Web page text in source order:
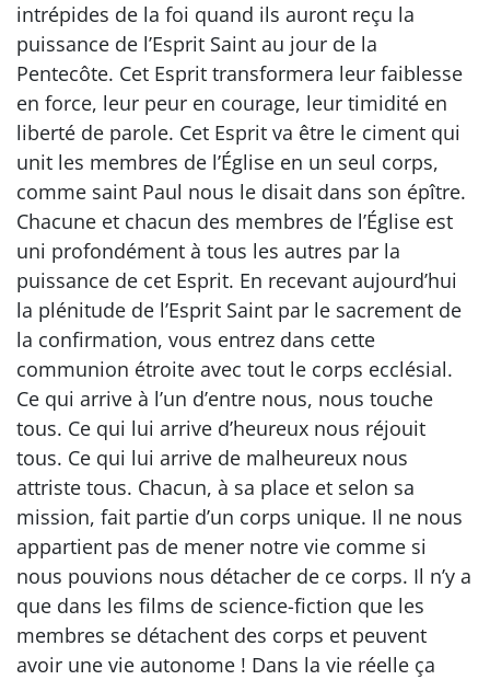
intrépides de la foi quand ils auront reçu la
puissance de l’Esprit Saint au jour de la
Pentecôte. Cet Esprit transformera leur faiblesse
en force, leur peur en courage, leur timidité en
liberté de parole. Cet Esprit va être le ciment qui
unit les membres de l’Église en un seul corps,
comme saint Paul nous le disait dans son épître.
Chacune et chacun des membres de l’Église est
uni profondément à tous les autres par la
puissance de cet Esprit. En recevant aujourd’hui
la plénitude de l’Esprit Saint par le sacrement de
la confirmation, vous entrez dans cette
communion étroite avec tout le corps ecclésial.
Ce qui arrive à l’un d’entre nous, nous touche
tous. Ce qui lui arrive d’heureux nous réjouit
tous. Ce qui lui arrive de malheureux nous
attriste tous. Chacun, à sa place et selon sa
mission, fait partie d’un corps unique. Il ne nous
appartient pas de mener notre vie comme si
nous pouvions nous détacher de ce corps. Il n’y a
que dans les films de science-fiction que les
membres se détachent des corps et peuvent
avoir une vie autonome ! Dans la vie réelle ça